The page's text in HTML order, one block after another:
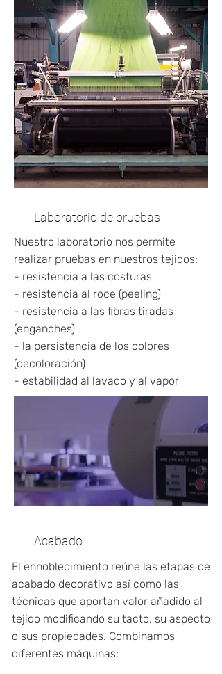
Laboratorio de pruebas
Nuestro laboratorio nos permite
realizar pruebas en nuestros tejidos:
- resistencia a las costuras
- resistencia al roce (peeling)
- resistencia a las fibras tiradas
(enganches)
- la persistencia de los colores
(decoloración)
- estabilidad al lavado y al vapor
Acabado
El ennoblecimiento reúne las etapas de
acabado decorativo así como las
técnicas que aportan valor añadido al
tejido modificando su tacto, su aspecto
o sus propiedades. Combinamos
diferentes máquinas: